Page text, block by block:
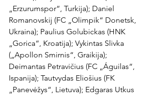
„Erzurumspor“, Turkija); Daniel
Romanovskij (FC „Olimpik“ Donetsk,
Ukraina); Paulius Golubickas (HNK
„Gorica“, Kroatija); Vykintas Slivka
(„Apollon Smirnis“, Graikija);
Deimantas Petravičius (FC „Águilas“,
Ispanija); Tautvydas Eliošius (FK
„Panevėžys“, Lietuva); Edgaras Utkus